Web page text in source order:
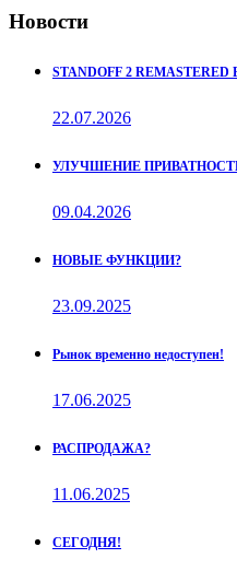
Новости
STANDOFF 2
22.07.2026
УЛУЧШЕНИЕ
09.04.2026
НОВЫЕ ФУНКЦИИ?
23.09.2025
Рынок временно недоступен!
17.06.2025
РАСПРОДАЖА?
11.06.2025
СЕГОДНЯ!